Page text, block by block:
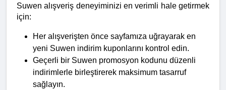
Suwen alışveriş deneyiminizi en verimli hale getirmek
için:
Her alışverişten önce sayfamıza uğrayarak en
yeni Suwen indirim kuponlarını kontrol edin.
Geçerli bir Suwen promosyon kodunu düzenli
indirimlerle birleştirerek maksimum tasarruf
sağlayın.